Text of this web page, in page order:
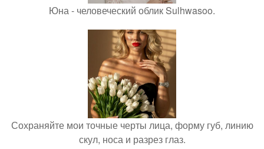
Юна - человеческий облик Sulhwasoo.
Сохраняйте мои точные черты лица, форму губ, линию
скул, носа и разрез глаз.